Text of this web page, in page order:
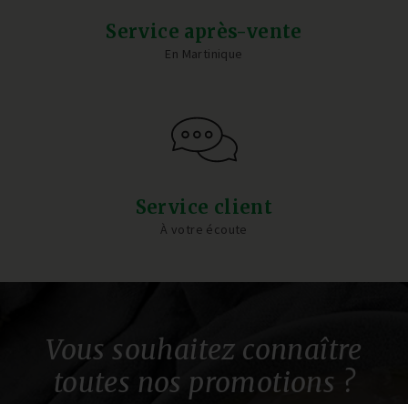
Service après-vente
En Martinique
Service client
À votre écoute
Vous souhaitez connaître
toutes nos promotions ?